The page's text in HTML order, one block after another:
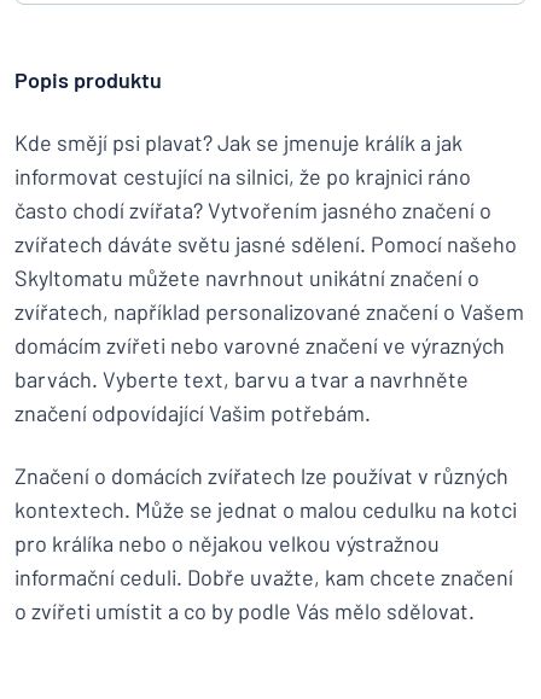
Popis produktu
Kde smějí psi plavat? Jak se jmenuje králík a jak
informovat cestující na silnici, že po krajnici ráno
často chodí zvířata? Vytvořením jasného značení o
zvířatech dáváte světu jasné sdělení. Pomocí našeho
Skyltomatu můžete navrhnout unikátní značení o
zvířatech, například personalizované značení o Vašem
domácím zvířeti nebo varovné značení ve výrazných
barvách. Vyberte text, barvu a tvar a navrhněte
značení odpovídající Vašim potřebám.
Značení o domácích zvířatech lze používat v různých
kontextech. Může se jednat o malou cedulku na kotci
pro králíka nebo o nějakou velkou výstražnou
informační ceduli. Dobře uvažte, kam chcete značení
o zvířeti umístit a co by podle Vás mělo sdělovat.